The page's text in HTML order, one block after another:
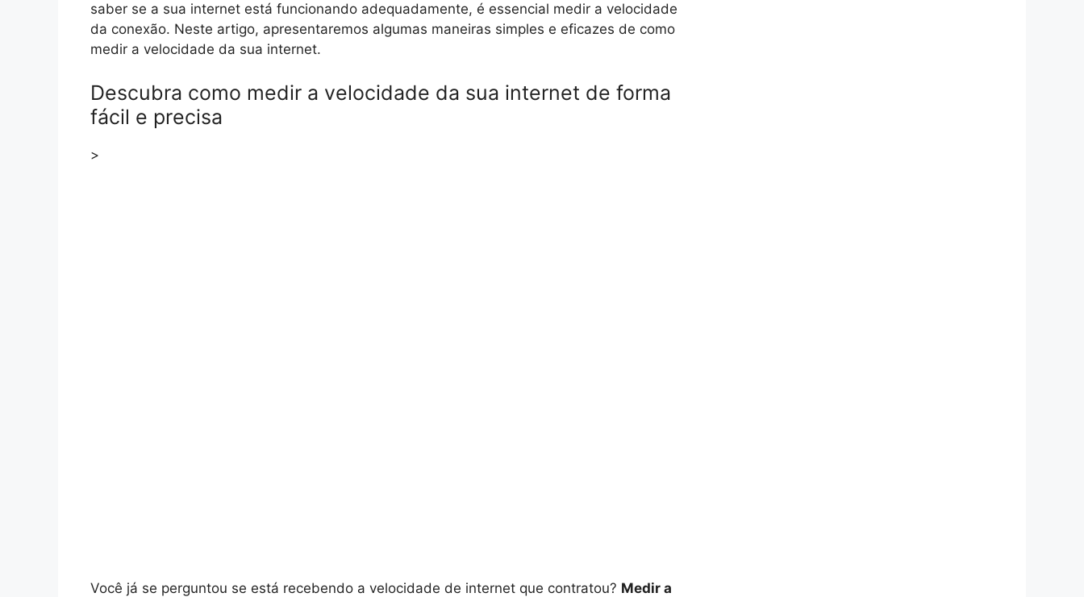
saber se a sua internet está funcionando adequadamente, é essencial medir a velocidade
da conexão. Neste artigo, apresentaremos algumas maneiras simples e eficazes de como
medir a velocidade da sua internet.
Descubra como medir a velocidade da sua internet de forma
fácil e precisa
>
Você já se perguntou se está recebendo a velocidade de internet que contratou? Medir a